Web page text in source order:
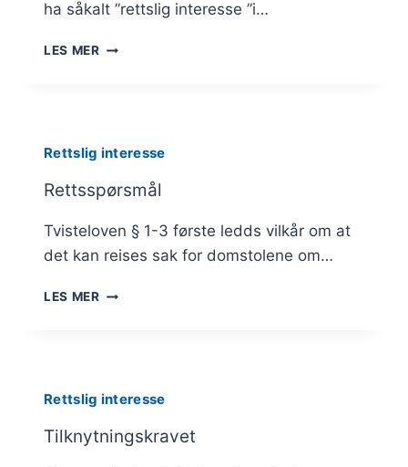
ha såkalt ”rettslig interesse ”i…
LES MERKRAV
Rettslig interesse
Rettsspørsmål
Tvisteloven § 1-3 første ledds vilkår om at
det kan reises sak for domstolene om…
LES MERRETTSSPØRSMÅL
Rettslig interesse
Tilknytningskravet